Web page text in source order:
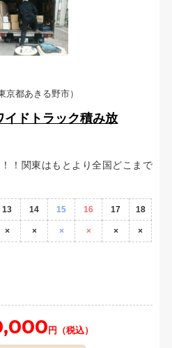
東京都あきる野市）
イドトラック積み放
！関東はもとより全国どこまで
13 14 15 16 17 18
× × × × × ×
円（税込）